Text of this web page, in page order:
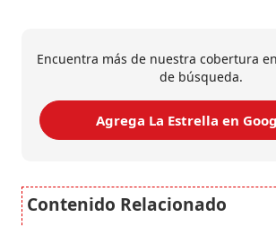
Encuentra más de nuestra cobertura
de búsqueda.
Agrega La Estrella en